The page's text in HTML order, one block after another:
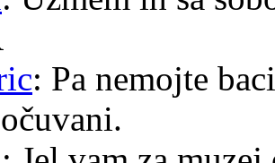
: Pa nemojte